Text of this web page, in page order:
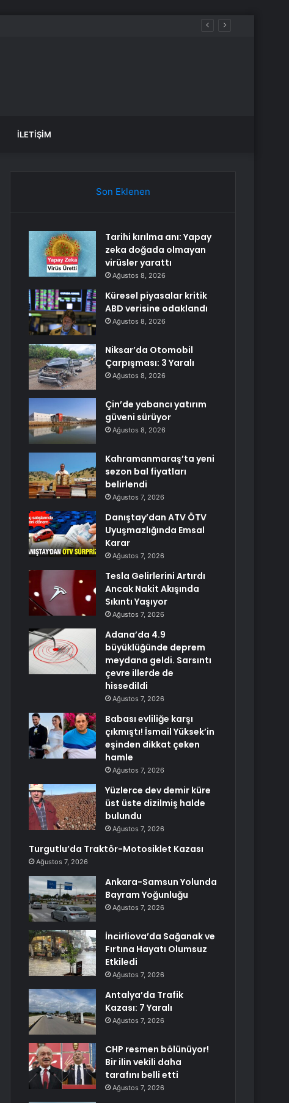
İLETIŞIM
Son Eklenen
Tarihi kırılma anı: Yapay
zeka doğada olmayan
virüsler yarattı
Ağustos 8, 2026
Küresel piyasalar kritik
ABD verisine odaklandı
Ağustos 8, 2026
Niksar’da Otomobil
Çarpışması: 3 Yaralı
Ağustos 8, 2026
Çin’de yabancı yatırım
güveni sürüyor
Ağustos 8, 2026
Kahramanmaraş’ta yeni
sezon bal fiyatları
belirlendi
Ağustos 7, 2026
Danıştay’dan ATV ÖTV
Uyuşmazlığında Emsal
Karar
Ağustos 7, 2026
Tesla Gelirlerini Artırdı
Ancak Nakit Akışında
Sıkıntı Yaşıyor
Ağustos 7, 2026
Adana’da 4.9
büyüklüğünde deprem
meydana geldi. Sarsıntı
çevre illerde de
hissedildi
Ağustos 7, 2026
Babası evliliğe karşı
çıkmıştı! İsmail Yüksek’in
eşinden dikkat çeken
hamle
Ağustos 7, 2026
Yüzlerce dev demir küre
üst üste dizilmiş halde
bulundu
Ağustos 7, 2026
Turgutlu’da Traktör-Motosiklet Kazası
Ağustos 7, 2026
Ankara-Samsun Yolunda
Bayram Yoğunluğu
Ağustos 7, 2026
İncirliova’da Sağanak ve
Fırtına Hayatı Olumsuz
Etkiledi
Ağustos 7, 2026
Antalya’da Trafik
Kazası: 7 Yaralı
Ağustos 7, 2026
CHP resmen bölünüyor!
Bir ilin vekili daha
tarafını belli etti
Ağustos 7, 2026